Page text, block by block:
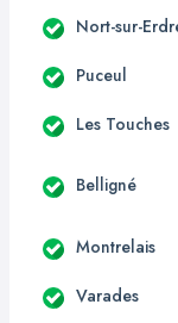
Nort-sur-
Puceul
Les Touches
Belligné
Montrelais
Varades